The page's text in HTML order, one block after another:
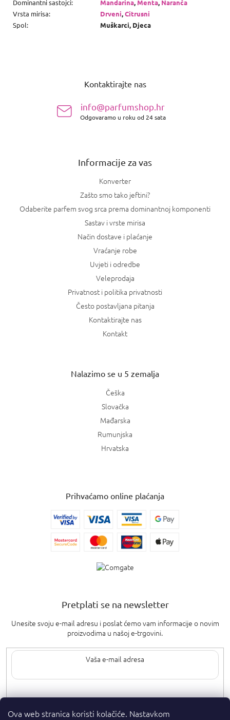
Ova web stranica koristi kolačiće. Nastavkom
Dominantni sastojci: Mandarina,Menta, Naranča
Vrsta mirisa: Drveni,Citrusni
Spol: Muškarci, Djeca
Kontaktirajte nas
info@parfumshop.hr
Odgovaramo u roku od 24 sata
Informacije za vas
Konverter
Zašto smo tako jeftini?
Odaberite parfem svog srca prema dominantnoj komponenti
Sastav i vrste mirisa
Način dostave i plaćanje
Vraćanje robe
Uvjeti i odredbe
Veleprodaja
Privatnost i politika privatnosti
Često postavljana pitanja
Kontaktirajte nas
Kontakt
Nalazimo se u 5 zemalja
Češka
Slovačka
Mađarska
Rumunjska
Hrvatska
Prihvaćamo online plaćanja
Pretplati se na newsletter
Unesite svoju e-mail adresu i poslat ćemo vam informacije o novim
proizvodima u našoj e-trgovini.
Upisom svoje e-pošte pristajete nauvjete privatnosti.